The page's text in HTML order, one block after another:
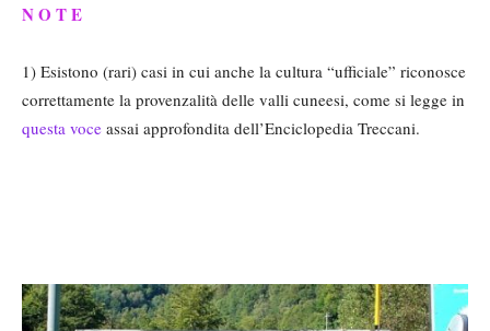
N O T E
1) Esistono (rari) casi in cui anche la cultura “ufficiale” riconosce
correttamente la provenzalità delle valli cuneesi, come si legge in
questa voce assai approfondita dell’Enciclopedia Treccani.